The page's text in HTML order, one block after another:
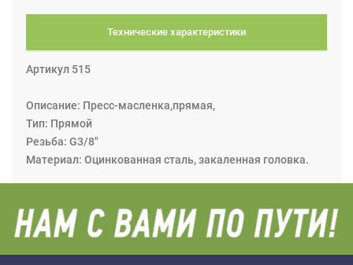
Технические характеристики
Артикул 515
Описание: Пресс-масленка,прямая,
Тип: Прямой
Резьба: G3/8"
Материал: Оцинкованная сталь, закаленная головка.